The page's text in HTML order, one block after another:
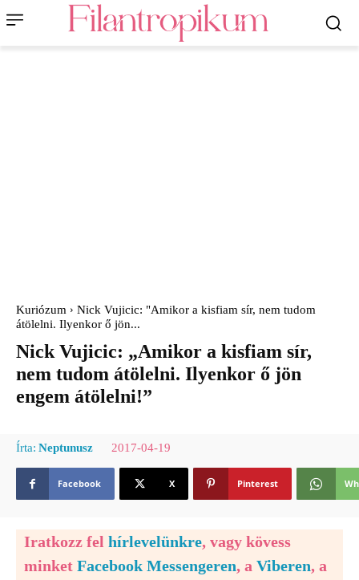
Kuriózum
Nick Vujicic: "Amikor a kisfiam sír, nem tudom
átölelni. Ilyenkor ő jön...
Nick Vujicic: „Amikor a kisfiam sír,
nem tudom átölelni. Ilyenkor ő jön
engem átölelni!”
Írta: Neptunusz 2017-04-19
Facebook X Pinterest
Iratkozz fel hírlevelünkre, vagy kövess
minket Facebook Messengeren, a Viberen, a